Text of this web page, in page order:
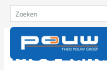
Ga naar de inhoud
Zoeken
M3C